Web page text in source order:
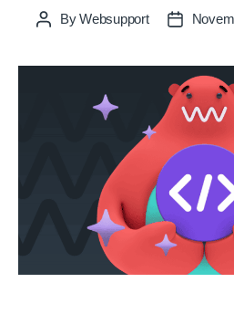
PostByWebsupport
Post